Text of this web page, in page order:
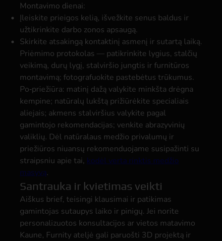
Montavimo dienai:
Įleiskite prieigos kelią, išvežkite senus baldus ir
užtikrinkite darbo zonos apsaugą.
Skirkite atsakingą kontaktinį asmenį ir sutartą laiką.
Priėmimo protokolas — patikrinkite lygius, stalčių
veikimą, durų lygį, stalviršio jungtis ir furnitūros
montavimą; fotografuokite pastebėtus trūkumus.
Po‑priežiūra: matinį dažą valykite minkšta drėgna
kempine; natūralų lukštą prižiūrėkite specialiais
aliejais; akmens stalviršius valykite pagal
gamintojo rekomendacijas; venkite abrazyvinių
valiklių. Dėl natūralaus medžio privalumų ir
priežiūros niuansų rekomenduojame susipažinti su
straipsniu apie tai, kodėl verta rinktis medžio
masyvą.
Santrauka ir kvietimas veikti
Aiškus brief, teisingi klausimai ir patikimas
gamintojas sutaupys laiko ir pinigų. Jei norite
personalizuotos konsultacijos ar vietos matavimo
Kaune, Furnity ateljė gali paruošti 3D projektą ir